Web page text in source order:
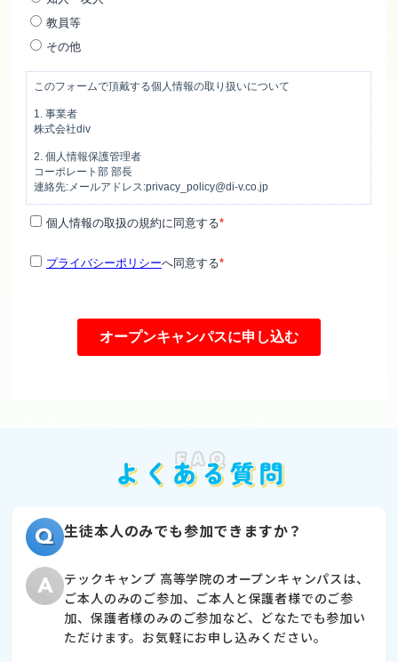
生徒本人のみでも参加できますか？
テックキャンプ 高等学院のオープンキャンパスは、
ご本人のみのご参加、ご本人と保護者様でのご参
加、保護者様のみのご参加など、どなたでも参加い
ただけます。お気軽にお申し込みください。